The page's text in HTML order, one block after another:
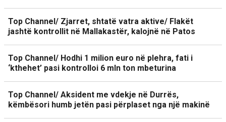
Top Channel/ Zjarret, shtatë vatra aktive/ Flakët
jashtë kontrollit në Mallakastër, kalojnë në Patos
Top Channel/ Hodhi 1 milion euro në plehra, fati i
‘kthehet’ pasi kontrolloi 6 mln ton mbeturina
Top Channel/ Aksident me vdekje në Durrës,
këmbësori humb jetën pasi përplaset nga një makinë